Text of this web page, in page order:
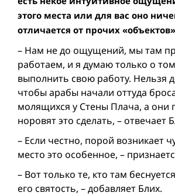
этого места или для вас оно
отличается от прочих
– Нам не до ощущений, мы там
работаем, и я думаю только о
выполнить свою работу. Нельзя
чтобы арабы начали оттуда
молящихся у Стены Плача, а они
норовят это сделать, – отвечает
– Если честно, порой возникает
место это особенное, –
– Вот только те, кто там
его святость, – добавляет Блих.